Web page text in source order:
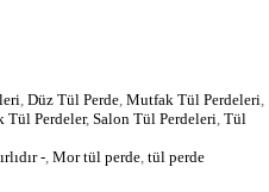
Düz Tül Perde Mutfak Tül Perdeleri
Tül Perdeler, Salon Tül Perdeleri Tül
- Mor tül perde tül perde